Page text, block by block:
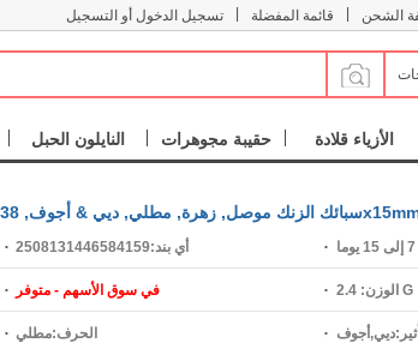
تسجيل الدخول أو التسجيل قائمة المفضلة الشحن
النايلون الحبل حقيبة مجوهرات الأزياء قلادة
أي بند:2508131446584159
في سوق الأسهم - متوفر الوزن: 2.4 G
الحرف:مطلي ديي,أجوف